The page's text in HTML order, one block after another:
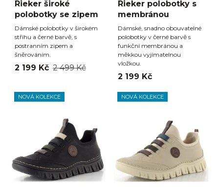
Rieker široké
polobotky se zipem
Dámské polobotky v širokém
střihu a černé barvě, s
postranním zipem a
šněrováním.
2 199 Kč 2 499 Kč
Rieker polobotky s
membránou
Dámské, snadno obouvatelné
polobotky v černé barvě s
funkční membránou a
měkkou vyjímatelnou
vložkou.
2 199 Kč
NOVÁ KOLEKCE NOVÁ KOLEKCE